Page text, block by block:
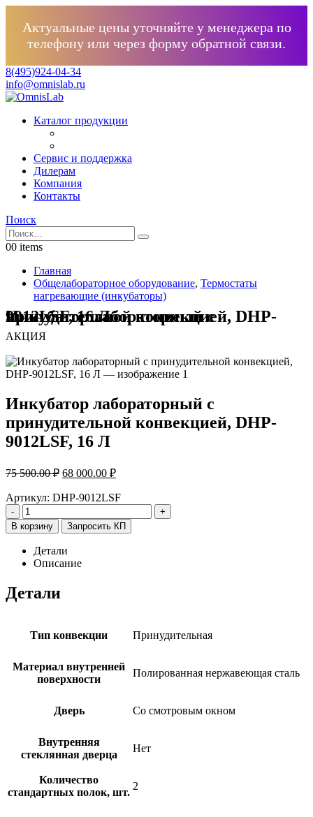
Актуальные цены уточняйте у менеджера по
телефону или через форму обратной связи.
8(495)924-04-34
info@omnislab.ru
Каталог продукции
Сервис и поддержка
Дилерам
Компания
Контакты
Поиск
00 items
Главная
Общелабораторное оборудование, Термостаты
нагревающие (инкубаторы)
Инкубатор лабораторный с принудительной конвекцией, DHP-9012LSF, 16 Л
АКЦИЯ
Инкубатор лабораторный с
принудительной конвекцией, DHP-
9012LSF, 16 Л
75 500.00₽ Первоначальная
составляла
75
500.00 ₽.
68 000.00 ₽Текущая
68
000.00 ₽.
Артикул: DHP-9012LSF
-
+
В корзину
Запросить КП
Детали
Описание
Детали
Тип конвекции Принудительная
Материал внутренней
поверхности
Полированная нержавеющая сталь
Дверь Со смотровым окном
Внутренняя
стеклянная дверца
Нет
Количество
стандартных полок, шт.
2